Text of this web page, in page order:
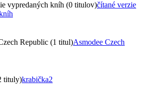
vypredaných kníh (0 titulov)čítané verzie
Republic (1 titul)Asmodee Czech
tituly)krabička2